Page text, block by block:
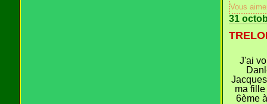
Vous
31
J'ai
ma
6ème